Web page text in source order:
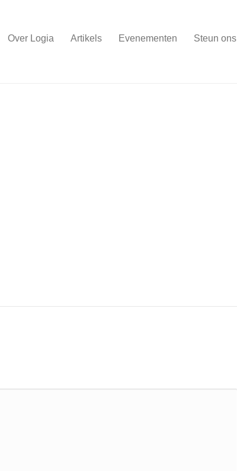
Over Logia Artikels Evenementen Steun ons